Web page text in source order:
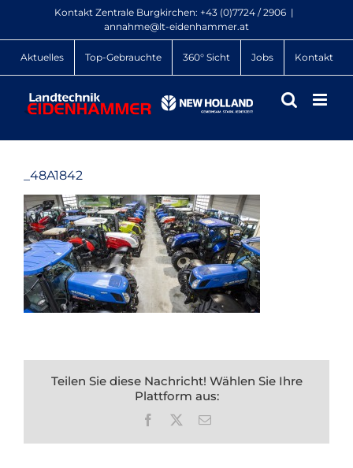
springen
Kontakt Zentrale Burgkirchen: +43 (0)7724 / 2906 |
annahme@lt-eidenhammer.at
Aktuelles Top-Gebrauchte 360° Sicht Jobs Kontakt
_48A1842
Teilen Sie diese Nachricht! Wählen Sie Ihre
Plattform aus:
Facebook
E-